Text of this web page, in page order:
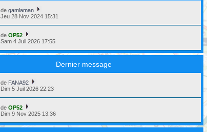
degamlaman
Jeu 28 Nov 2024 15:31
deOP52
Sam 4 Juil 2026 17:55
Dernier message
de FANA92
Dim 5 Juil 2026 22:23
deOP52
Dim 9 Nov 2025 13:36